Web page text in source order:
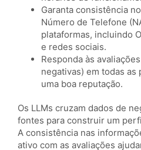
Garanta consistência
Número de Telefone
plataformas, incluindo
e redes sociais.
Responda às
negativas) em todas as
uma boa reputação.
Os LLMs cruzam dados de
fontes para construir um
A consistência nas
ativo com as avaliações